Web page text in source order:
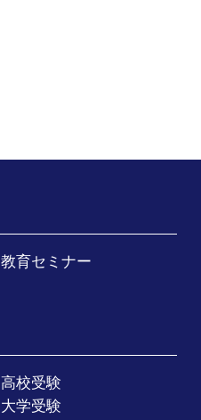
教育セミナー
高校受験
大学受験